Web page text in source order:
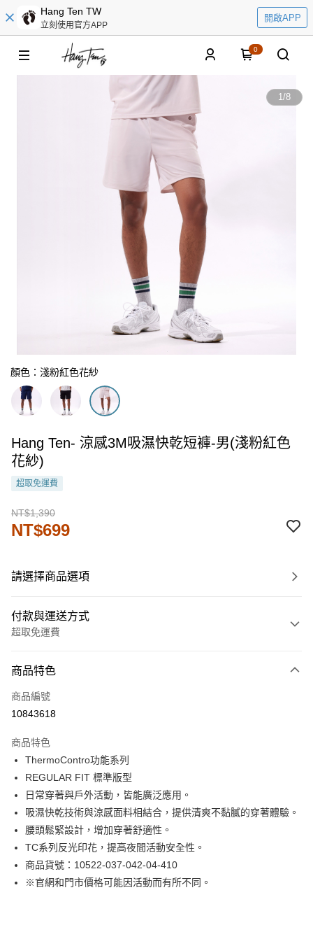
Hang Ten TW
立刻使用官方APP
開啟APP
0
1/8
顏色：淺粉紅色花紗
Hang Ten- 涼感3M吸濕快乾短褲-男(淺粉紅色
花紗)
超取免運費
NT$1,390
NT$699
請選擇商品選項
付款與運送方式
超取免運費
信用卡一次付款
LINE Pay
街口支付
悠遊付
Google Pay
貨到付款
運送方式
商品特色
商品編號
10843618
商品特色
ThermoContro功能系列
REGULAR FIT 標準版型
日常穿著與戶外活動，皆能廣泛應用。
吸濕快乾技術與涼感面料相結合，提供清爽不黏膩的穿著體驗。
腰頭鬆緊設計，增加穿著舒適性。
TC系列反光印花，提高夜間活動安全性。
商品貨號：10522-037-042-04-410
※官網和門市價格可能因活動而有所不同。